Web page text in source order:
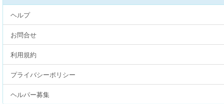
ヘルプ
お問合せ
利用規約
プライバシーポリシー
ヘルパー募集